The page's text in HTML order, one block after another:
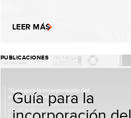
LEER MÁS
PUBLICACIONES
Guía para la